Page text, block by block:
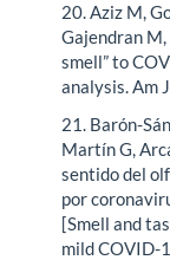
20. Aziz M,
Gajendran
smell” to
analysis. Am
21. Barón-
Martín G,
sentido del
por
[Smell and
mild COVID-